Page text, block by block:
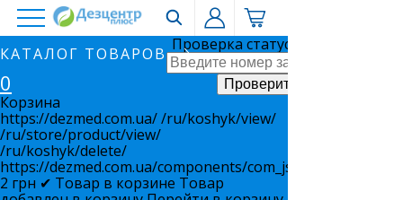
КАТАЛОГ ТОВАРОВ Проверка статуса заказа
0
Корзина
https://dezmed.com.ua//ru/koshyk/view/
/ru/store/product/view/
/ru/koshyk/delete/
https://dezmed.com.ua/components/com_jshopping/files/
2 грн ✔ Товар в корзине Товар